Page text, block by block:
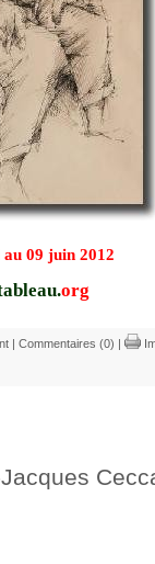
au 09 juin 2012
org
| Commentaires (0) |